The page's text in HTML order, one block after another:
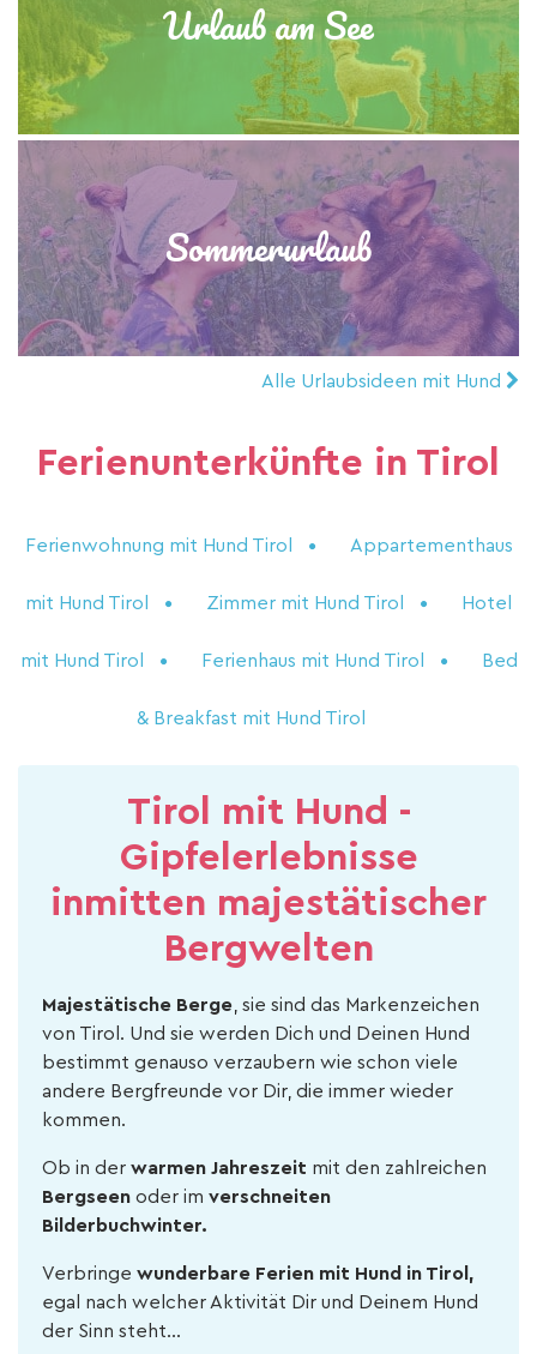
Urlaub am See
Sommerurlaub
Alle Urlaubsideen mit Hund
Ferienunterkünfte in Tirol
Ferienwohnung mit Hund Tirol Appartementhaus
mit Hund Tirol Zimmer mit Hund Tirol Hotel
mit Hund Tirol Ferienhaus mit Hund Tirol Bed
& Breakfast mit Hund Tirol
Tirol mit Hund -
Gipfelerlebnisse
inmitten majestätischer
Bergwelten
Majestätische Berge , sie sind das Markenzeichen
von Tirol. Und sie werden Dich und Deinen Hund
bestimmt genauso verzaubern wie schon viele
andere Bergfreunde vor Dir, die immer wieder
kommen.
Ob in der warmen Jahreszeit mit den zahlreichen
Bergseen oder im verschneiten
Bilderbuchwinter.
Verbringe wunderbare Ferien mit Hund in Tirol,
egal nach welcher Aktivität Dir und Deinem Hund
der Sinn steht...